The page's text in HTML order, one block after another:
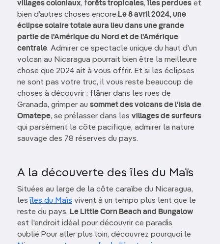
villages coloniaux, forêts tropicales,îles perdues et
bien d’autres choses encore. Le 8 avril 2024, une
éclipse solaire totale aura lieu dans une grande
partie de l'Amérique du Nord et de l'Amérique
centrale. Admirer ce spectacle unique du haut d’un
volcan au Nicaragua pourrait bien être la meilleure
chose que 2024 ait à vous offrir. Et si les éclipses
ne sont pas votre truc, il vous reste beaucoup de
choses à découvrir : flâner dans les rues de
Granada, grimper au sommet des volcans de l'Isla de
Omatepe, se prélasser dans les villages de surfeurs
qui parsèment la côte pacifique, admirer la nature
sauvage des 78 réserves du pays.
A la découverte des îles du Maïs
Situées au large de la côte caraïbe du Nicaragua,
lesîles du Maïs vivent à un tempo plus lent que le
reste du pays. Le Little Corn Beach and Bungalow
est l'endroit idéal pour découvrir ce paradis
oublié.Pour aller plus loin, découvrez pourquoi le